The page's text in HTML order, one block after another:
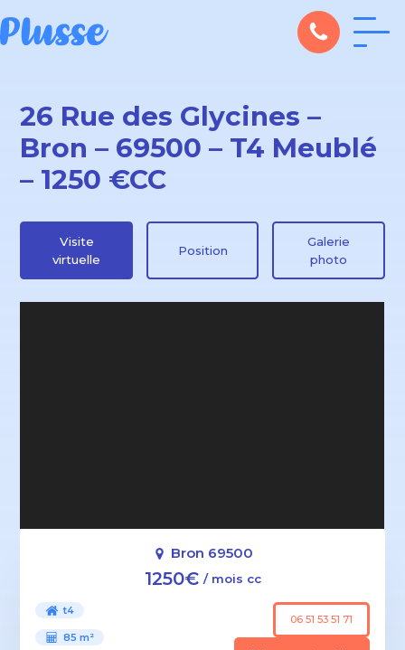
26 Rue des Glycines –
Bron – 69500 – T4 Meublé
– 1250 €CC
Visite
virtuelle
Position
Galerie
photo
Bron 69500
1250€ / mois cc
t4
85 m²
06 51 53 51 71